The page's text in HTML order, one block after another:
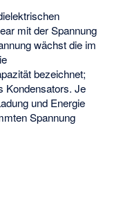
mit der Spannung
wächst die im
bezeichnet;
Kondensators. Je
und Energie
Spannung